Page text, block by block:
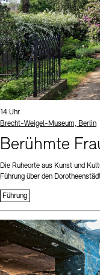
Uhrzeit:
14 Uhr
Standort
Brecht-Weigel-Museum, Berlin
Berühmte
Die Ruheorte aus Kunst und
Führung über den
Führung